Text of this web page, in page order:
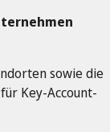
sowie die
Key-Account-